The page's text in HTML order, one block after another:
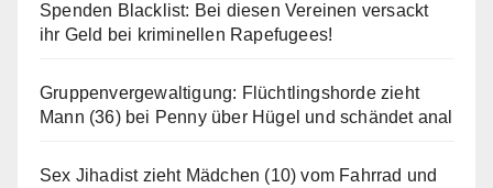
Spenden Blacklist: Bei diesen Vereinen versackt
ihr Geld bei kriminellen Rapefugees!
Gruppenvergewaltigung: Flüchtlingshorde zieht
Mann (36) bei Penny über Hügel und schändet anal
Sex Jihadist zieht Mädchen (10) vom Fahrrad und